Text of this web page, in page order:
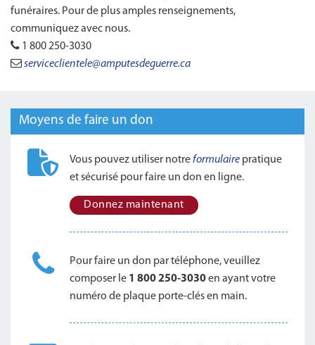
funéraires. Pour de plus amples renseignements,
communiquez avec nous.
1 800 250-3030
serviceclientele@amputesdeguerre.ca
Moyens de faire un don
Vous pouvez utiliser notreformulaire pratique
et sécurisé pour faire un don en ligne.
Donnez maintenant
Pour faire un don par téléphone, veuillez
composer le 1 800 250‑3030en ayant votre
numéro de plaque porte-clés en main.